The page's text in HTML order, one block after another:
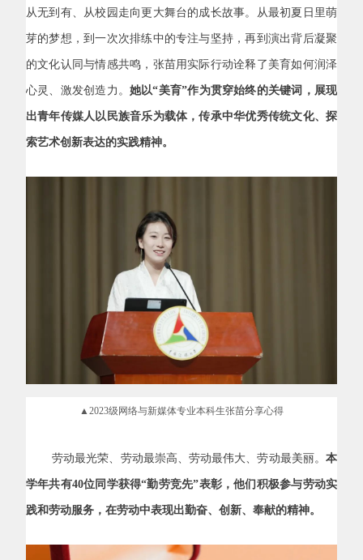
从无到有、从校园走向更大舞台的成长故事。从最初夏日里萌
芽的梦想，到一次次排练中的专注与坚持，再到演出背后凝聚
的文化认同与情感共鸣，张苗用实际行动诠释了美育如何润泽
心灵、激发创造力。 她以“美育”作为贯穿始终的关键词，展现
出青年传媒人以民族音乐为载体，传承中华优秀传统文化、探
索艺术创新表达的实践精神。
▲2023级网络与新媒体专业本科生张苗分享心得
劳动最光荣、劳动最崇高、劳动最伟大、劳动最美丽。 本
学年共有40位同学获得“勤劳竞先”表彰，他们积极参与劳动实
践和劳动服务，在劳动中表现出勤奋、创新、奉献的精神。